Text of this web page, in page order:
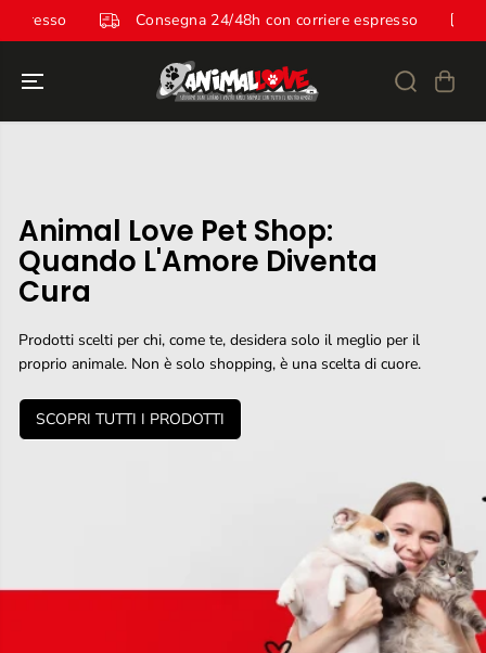
SALTA AL
CONTENUTO
espresso Consegna 24/48h con corriere espresso
Animal Love Pet Shop:
Quando L'Amore Diventa
Cura
Prodotti scelti per chi, come te, desidera solo il meglio per il
proprio animale. Non è solo shopping, è una scelta di cuore.
SCOPRI TUTTI I PRODOTTI